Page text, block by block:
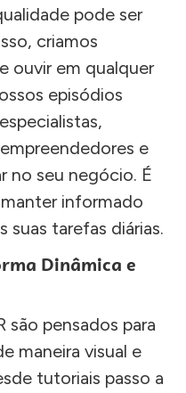
pode ser
criamos
ouvir em qualquer
episódios
e
no seu negócio. É
informado
suas tarefas diárias.
Dinâmica e
são pensados para
maneira visual e
tutoriais passo a